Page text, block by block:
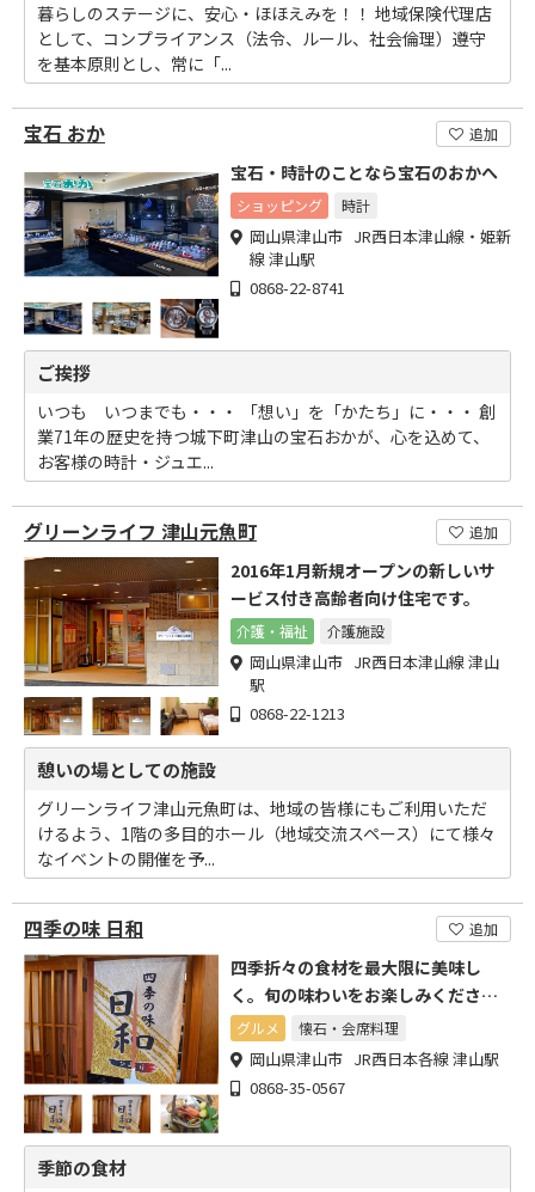
暮らしのステージに、安心・ほほえみを！！ 地域保険代理店
として、コンプライアンス（法令、ルール、社会倫理）遵守
を基本原則とし、常に「...
宝石 おか 追加
宝石・時計のことなら宝石のおかへ
ショッピング 時計
岡山県津山市 JR西日本津山線・姫新
線 津山駅
0868-22-8741
ご挨拶
いつも いつまでも・・・ 「想い」を「かたち」に・・・ 創
業71年の歴史を持つ城下町津山の宝石おかが、心を込めて、
お客様の時計・ジュエ...
グリーンライフ 津山元魚町 追加
2016年1月新規オープンの新しいサ
ービス付き高齢者向け住宅です。
介護・福祉 介護施設
岡山県津山市 JR西日本津山線 津山
駅
0868-22-1213
憩いの場としての施設
グリーンライフ津山元魚町は、地域の皆様にもご利用いただ
けるよう、1階の多目的ホール（地域交流スペース）にて様々
なイベントの開催を予...
四季の味 日和 追加
四季折々の食材を最大限に美味し
く。旬の味わいをお楽しみくださ
い。
グルメ 懐石・会席料理
岡山県津山市 JR西日本各線 津山駅
0868-35-0567
季節の食材